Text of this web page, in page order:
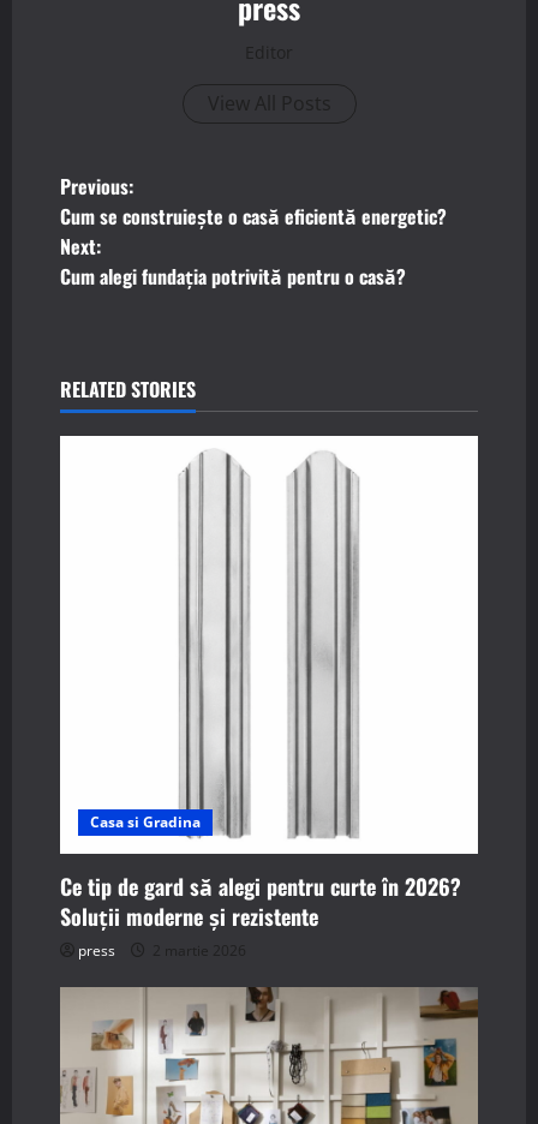
Editor
View All Posts
P
o
s
n
a
n
Previous:
Cum se construiește o casă eficientă energetic?
Next:
Cum alegi fundația potrivită pentru o casă?
RELATED STORIES
Casa si Gradina
Ce tip de gard să alegi pentru curte în 2026?
Soluții moderne și rezistente
press 2 martie 2026